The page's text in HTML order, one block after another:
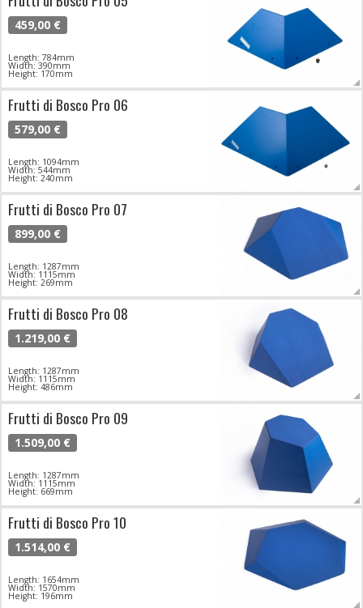
459,00 €
Length: 784mm
Width: 390mm
Height: 170mm
Frutti di Bosco Pro 06
579,00 €
Length: 1094mm
Width: 544mm
Height: 240mm
Frutti di Bosco Pro 07
899,00 €
Length: 1287mm
Width: 1115mm
Height: 269mm
Frutti di Bosco Pro 08
1.219,00 €
Length: 1287mm
Width: 1115mm
Height: 486mm
Frutti di Bosco Pro 09
1.509,00 €
Length: 1287mm
Width: 1115mm
Height: 669mm
Frutti di Bosco Pro 10
1.514,00 €
Length: 1654mm
Width: 1570mm
Height: 196mm